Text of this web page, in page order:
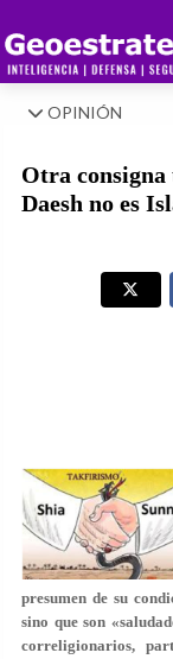
OPINIÓN
Otra
Daesh no es
presumen de su
sino que son
correligionarios,